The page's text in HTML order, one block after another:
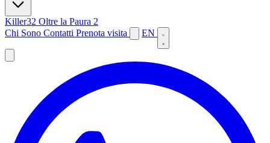
Killer32 Oltre la Paura 2
Chi Sono Contatti Prenota visita EN